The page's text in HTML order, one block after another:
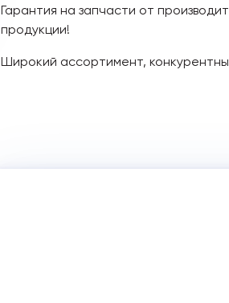
Гарантия на запчасти от
продукции!
Широкий ассортимент,